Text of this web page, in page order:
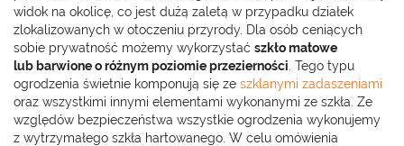
widok na okolicę, co jest dużą zaletą w przypadku działek
zlokalizowanych w otoczeniu przyrody. Dla osób ceniących
sobie prywatność możemy wykorzystać szkło matowe
lub barwione o różnym poziomie przezierności . Tego typu
ogrodzenia świetnie komponują się ze szklanymi zadaszeniami
oraz wszystkimi innymi elementami wykonanymi ze szkła. Ze
względów bezpieczeństwa wszystkie ogrodzenia wykonujemy
z wytrzymałego szkła hartowanego. W celu omówienia